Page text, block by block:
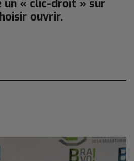
« clic-droit » sur
ouvrir.